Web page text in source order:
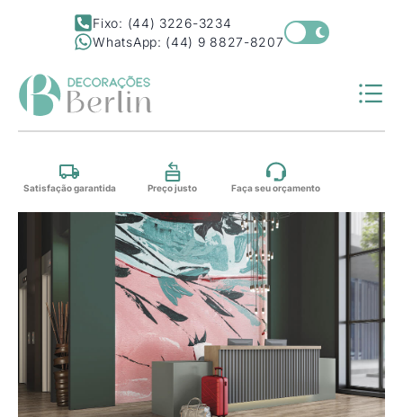
Fixo: (44) 3226-3234
WhatsApp: (44) 9 8827-8207
Satisfação garantida Preço justo Faça seu orçamento